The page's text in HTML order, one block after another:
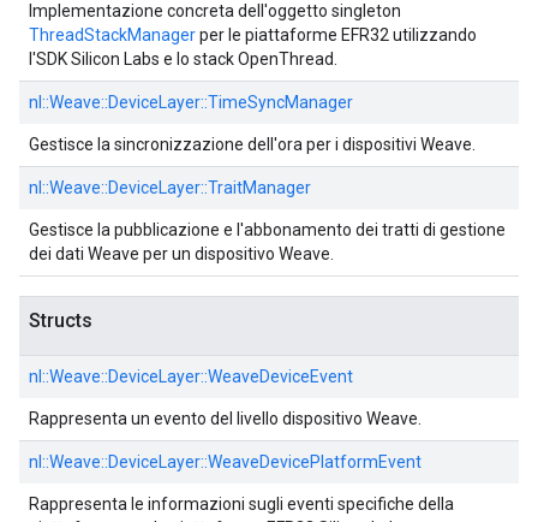
Implementazione concreta dell'oggetto singleton
ThreadStackManagerper le piattaforme EFR32 utilizzando
l'SDK Silicon Labs e lo stack OpenThread.
nl::Weave::DeviceLayer::TimeSyncManager
Gestisce la sincronizzazione dell'ora per i dispositivi Weave.
nl::Weave::DeviceLayer::TraitManager
Gestisce la pubblicazione e l'abbonamento dei tratti di gestione
dei dati Weave per un dispositivo Weave.
Structs
nl::Weave::DeviceLayer::WeaveDeviceEvent
Rappresenta un evento del livello dispositivo Weave.
nl::Weave::DeviceLayer::WeaveDevicePlatformEvent
Rappresenta le informazioni sugli eventi specifiche della